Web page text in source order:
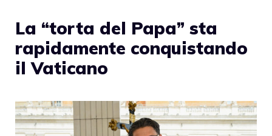
La “torta del Papa” sta
rapidamente conquistando
il Vaticano